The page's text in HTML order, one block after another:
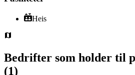
Heis
Bedrifter som holder til
(1)